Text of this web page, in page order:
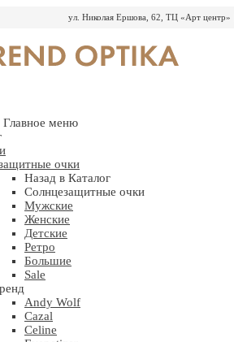
ул. Николая Ершова, 62, ТЦ «Арт центр»
Главное меню
очки
Назад в Каталог
Солнцезащитные очки
Мужские
Женские
Детские
Ретро
Большие
Sale
Andy Wolf
Cazal
Celine